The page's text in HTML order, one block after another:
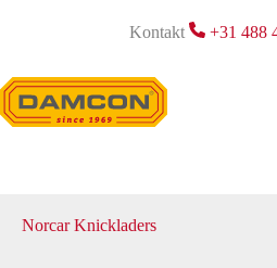
Kontakt +31 488
Norcar Knickladers